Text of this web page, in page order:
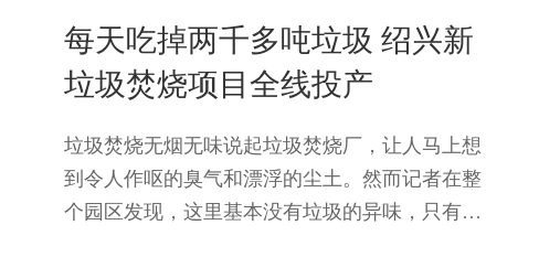
每天吃掉两千多吨垃圾 绍兴新
垃圾焚烧项目全线投产
垃圾焚烧无烟无味说起垃圾焚烧厂，让人马上想
到令人作呕的臭气和漂浮的尘土。然而记者在整
个园区发现，这里基本没有垃圾的异味，只有种